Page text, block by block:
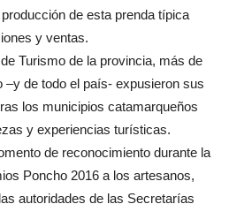
de esta prenda típica
y ventas.
Turismo de la provincia, más de
–y de todo el país- expusieron sus
los municipios catamarqueños
y experiencias turísticas.
de reconocimiento durante la
Poncho 2016 a los artesanos,
autoridades de las Secretarías